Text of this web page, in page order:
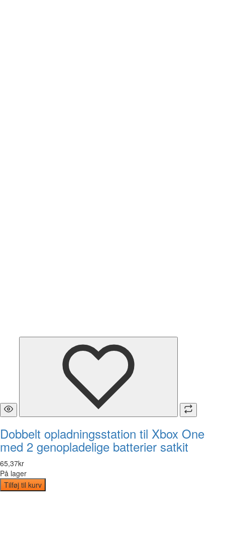
Dobbelt opladningsstation til Xbox One
med 2 genopladelige batterier satkit
65,37kr
På lager
Tilføj til kurv